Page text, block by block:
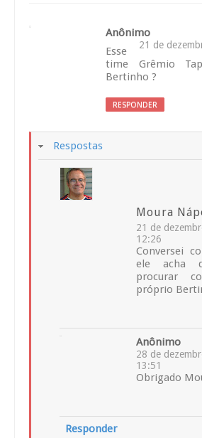
Anônimo
21 de
Esse
time Grêmio
Bertinho ?
RESPONDER
Respostas
Moura
21 de
12:26
Conversei
ele acha
procurar
próprio
Anônimo
28 de
13:51
Obrigado
Responder